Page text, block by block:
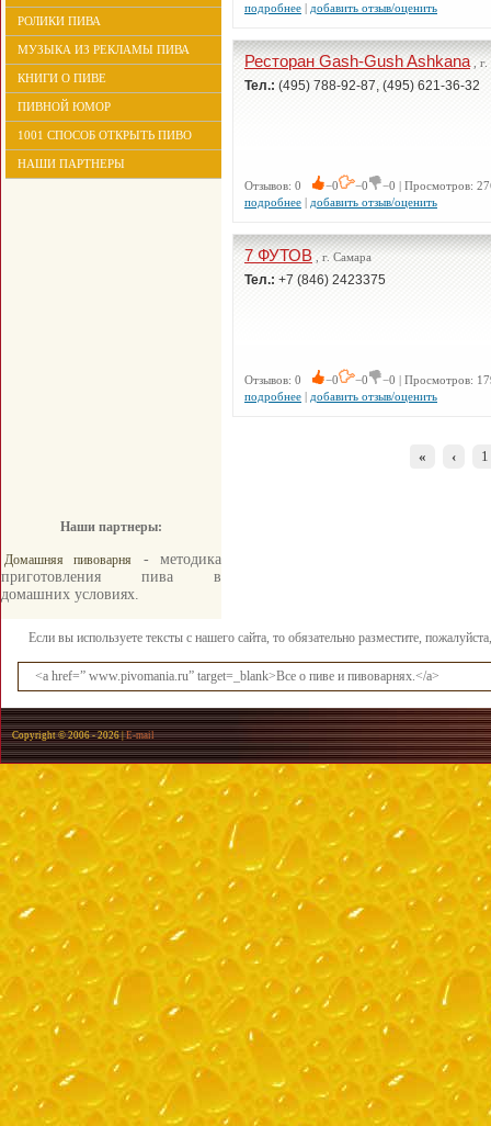
РОЛИКИ ПИВА
МУЗЫКА ИЗ РЕКЛАМЫ ПИВА
КНИГИ О ПИВЕ
ПИВНОЙ ЮМОР
1001 СПОСОБ ОТКРЫТЬ ПИВО
НАШИ ПАРТНЕРЫ
Наши партнеры:
Домашняя пивоварня
- методика
приготовления пива в
домашних условиях.
подробнее | добавить отзыв/оценить
Ресторан Gash-Gush Ashkana, г.
Тел.: (495) 788-92-87, (495) 621-36-32
Отзывов: 0 −0 −0
−0 | Просмотров:
подробнее | добавить отзыв/оценить
7 ФУТОВ, г. Самара
Тел.: +7 (846) 2423375
Отзывов: 0 −0 −0
−0 | Просмотров:
подробнее | добавить отзыв/оценить
« ‹ 1
Если вы используете тексты с нашего сайта, то обязательно разместите,
<a href=” www.pivomania.ru” target=_blank>Все о пиве и пивоварнях.</a>
Copyright © 2006 -2026 |E-mail